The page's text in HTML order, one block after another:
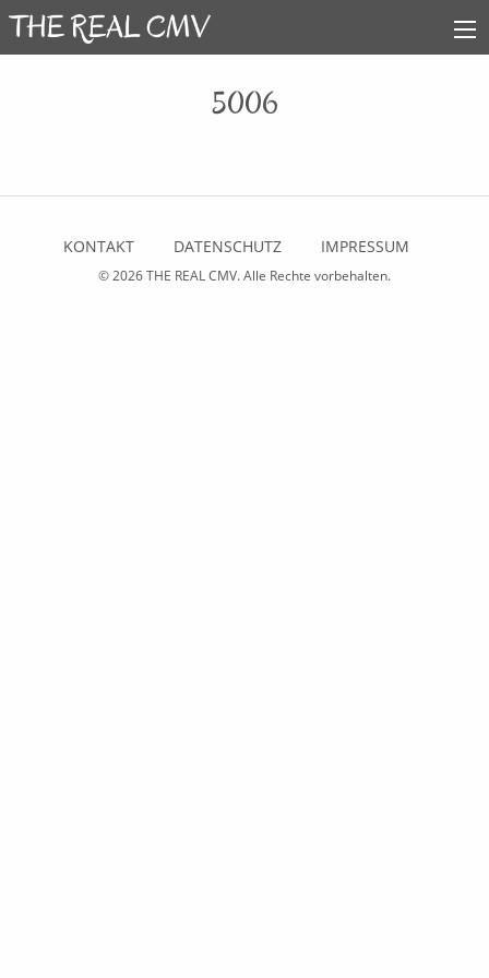
5006
KONTAKT DATENSCHUTZ IMPRESSUM
© 2026THE REAL CMV. Alle Rechte vorbehalten.